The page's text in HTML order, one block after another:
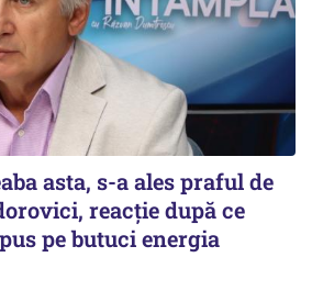
asta, s-a ales praful de
reacție după ce
pe butuci energia